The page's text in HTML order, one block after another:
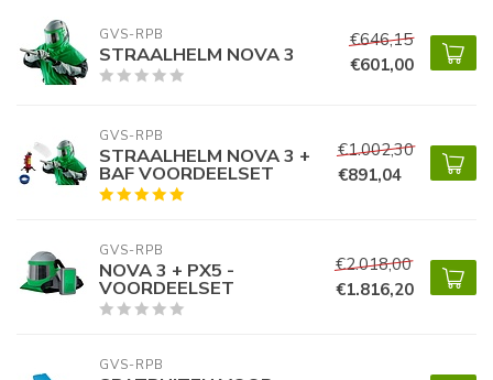
GVS-RPB
STRAALHELM NOVA 3
€646,15
€601,00
GVS-RPB
STRAALHELM NOVA 3 +
BAF VOORDEELSET
€1.002,30
€891,04
GVS-RPB
NOVA 3 + PX5 -
VOORDEELSET
€2.018,00
€1.816,20
GVS-RPB